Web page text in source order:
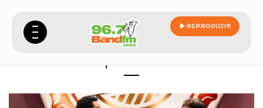
REPRODUZIR